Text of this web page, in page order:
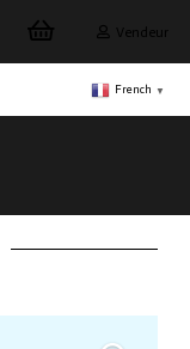
Vendeur
French ▼